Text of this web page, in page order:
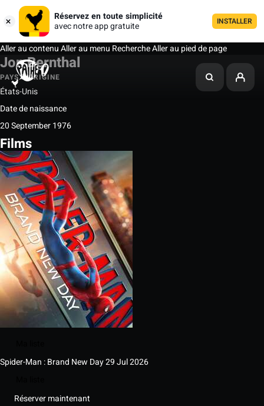
Réservez en toute simplicité
avec notre app gratuite
INSTALLER
Aller au contenuAller au menu RechercheAller au pied de page
Jon Bernthal
PAYS D'ORIGINE
États-Unis
Date de naissance
20 September 1976
Films
Spider-Man : Brand New Day29 Jul 2026
Réserver maintenant